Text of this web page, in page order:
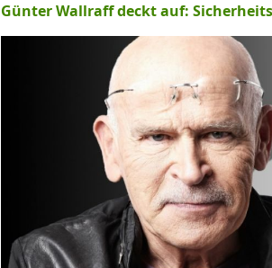
Günter Wallraff deckt auf: